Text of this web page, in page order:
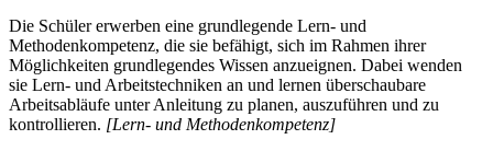
Die Schüler erwerben eine grundlegende Lern- und
Methodenkompetenz, die sie befähigt, sich im Rahmen ihrer
Möglichkeiten grundlegendes Wissen anzueignen. Dabei wenden
sie Lern- und Arbeitstechniken an und lernen überschaubare
Arbeitsabläufe unter Anleitung zu planen, auszuführen und zu
kontrollieren. [Lern- und Methodenkompetenz]